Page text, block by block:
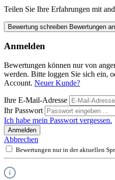
Teilen Sie Ihre Erfahrungen mit
Bewertung schreiben Bewertungen
Anmelden
Bewertungen können nur von
werden. Bitte loggen Sie sich ein,
Account. Neuer Kunde?
Ihre E-Mail-Adresse
Ihr Passwort
Ich habe mein Passwort vergessen.
Anmelden
Abbrechen
Bewertungen nur in der aktuellen